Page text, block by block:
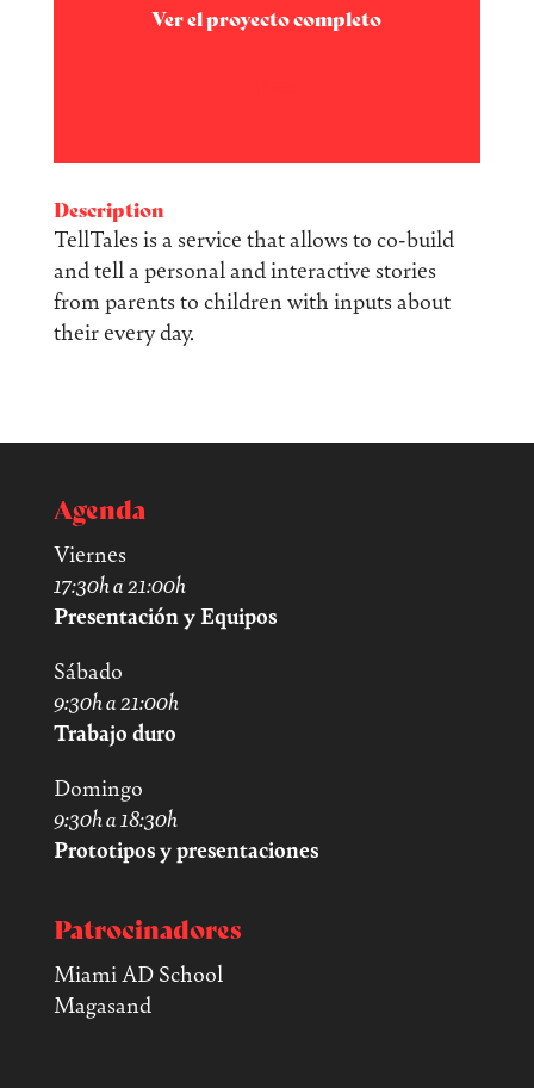
Ver el proyecto completo
Description
TellTales is a service that allows to co-build
and tell a personal and interactive stories
from parents to children with inputs about
their every day.
Agenda
Viernes
17:30h a 21:00h
Presentación y Equipos
Sábado
9:30h a 21:00h
Trabajo duro
Domingo
9:30h a 18:30h
Prototipos y presentaciones
Patrocinadores
Miami AD School
Magasand